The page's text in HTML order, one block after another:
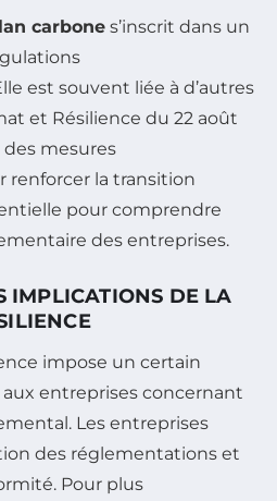
carbone s’inscrit dans un
est souvent liée à d’autres
et Résilience du 22 août
des mesures
renforcer la transition
pour comprendre
des entreprises.
IMPLICATIONS DE LA
impose un certain
entreprises concernant
Les entreprises
des réglementations et
Pour plus